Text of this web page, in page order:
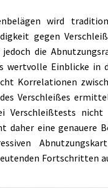
wird
gegen
die
wertvolle Einblicke in
Korrelationen
Verschleißes
Verschleißtests
daher eine genauere
Fortschritten